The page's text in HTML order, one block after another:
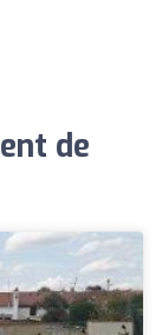
de